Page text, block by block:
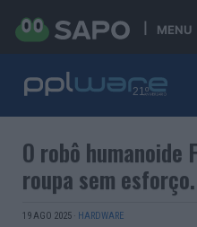
MENU
O robô humanoide
roupa sem
19 AGO 2025 · HARDWARE